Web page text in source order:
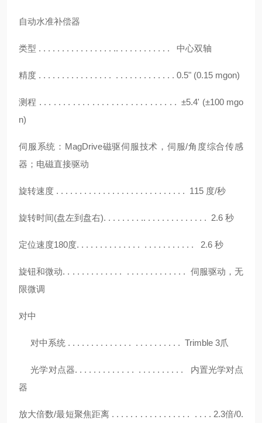
自动水准补偿器
类型 . . . . . . . . . . . . . . . . .. . . . . . . . . . . . 中心双轴
精度 . . . . . . . . . . . . . . . . . . . . . . . . . . . . . 0.5" (0.15 mgon)
测程 . . . . . . . . . . . . . . . . . . . . . . . . . . . . . ±5.4' (±100 mgo
n)
伺服系统： MagDrive磁驱伺服技术，伺服/角度综合传感
器；电磁直接驱动
旋转速度 . . . . . . . . . . . . . . . . . . . . . . . . . . . . 115 度/秒
旋转时间(盘左到盘右). . . . . . . . .. . . . . . . . . . . . . . 2.6 秒
定位速度180度. . . . . . . . . . . . . . . . . . . . . . . . . 2.6 秒
旋钮和微动. . . . . . . . . . . . . . . . . . . . . . . . . . 伺服驱动，无
限微调
对中
对中系统 . . . . . . . . . . . . . . . . . . . . . . . . Trimble 3爪
光学对点器. . . . . . . . . . . . . . . . . . . . . . . 内置光学对点
器
放大倍数/最短聚焦距离 . . . . . . . . . . . . . . . . . . . . . 2.3倍/0.